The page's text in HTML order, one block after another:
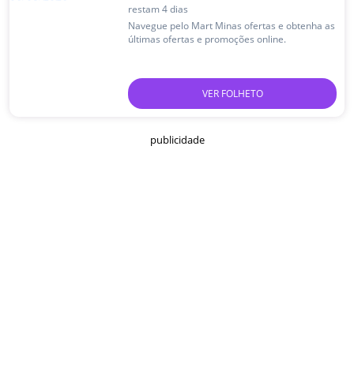
restam 4 dias
Navegue pelo Mart Minas ofertas e obtenha as
últimas ofertas e promoções online.
VER FOLHETO
publicidade